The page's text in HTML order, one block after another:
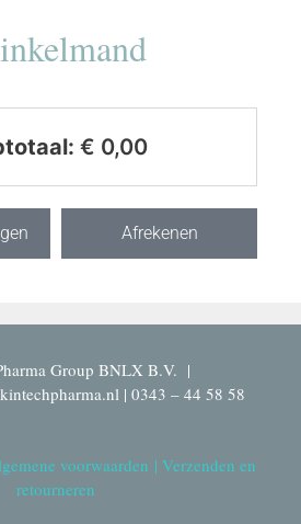
€ 0,00
Afrekenen
Group BNLX B.V. |
| 0343 – 44 58 58
voorwaarden | Verzenden en
retourneren